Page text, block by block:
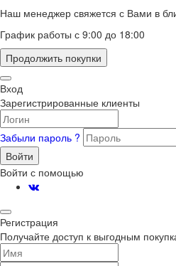
Наш менеджер свяжется с Вами в
График работы с 9:00 до 18:00
Продолжить покупки
Вход
Зарегистрированные клиенты
Забыли пароль ?
Войти
Войти с помощью
Регистрация
Получайте доступ к выгодным